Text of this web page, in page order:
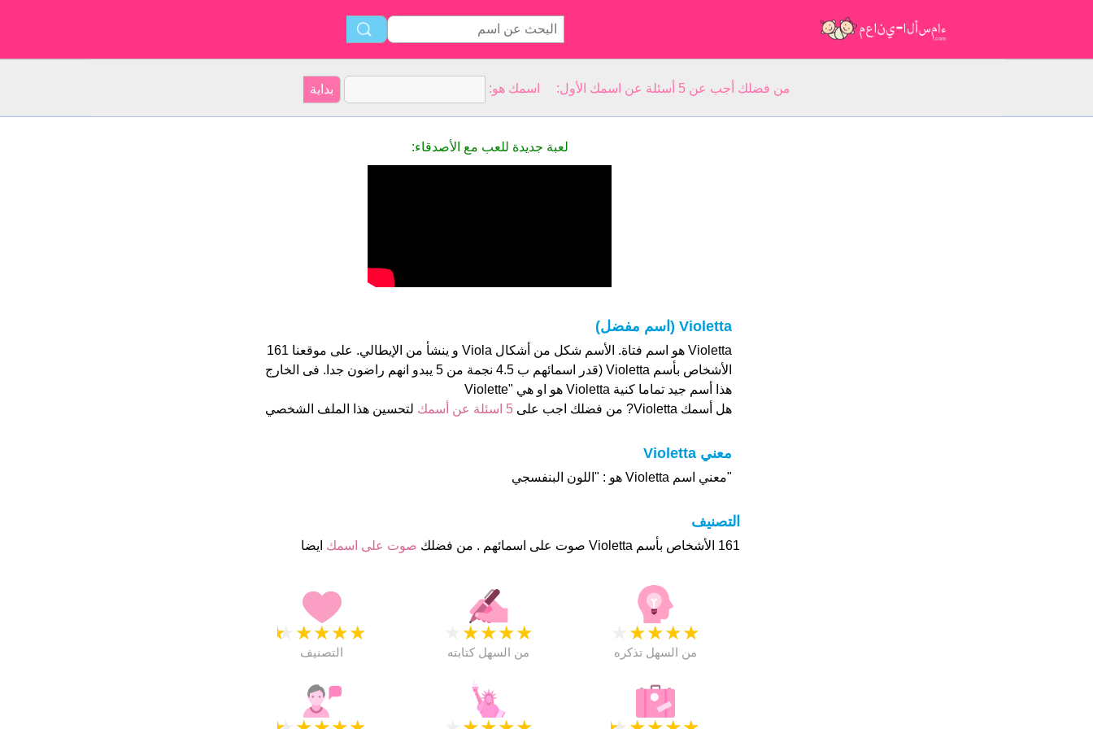
من فضلك أجب عن 5 أسئلة عن اسمك الأول: اسمك هو:
لعبة جديدة للعب مع الأصدقاء:
Violetta (اسم مفضل)
Violetta هو اسم فتاة. الأسم شكل من أشكال Viola و ينشأ من الإيطالي. على موقعنا 161
الأشخاص بأسم Violetta (قدر اسمائهم ب 4.5 نجمة من 5 يبدو انهم راضون جدا. فى الخارج
هذا أسم جيد تماما كنية Violetta هو او هي "Violette
هل أسمك Violetta? من فضلك اجب على
5 اسئلة عن أسمك لتحسين هذا الملف الشخصي
معني Violetta
"معني اسم Violetta هو : "اللون البنفسجي
التصنيف
161 الأشخاص بأسم Violetta صوت على اسمائهم . من فضلك صوت على اسمك ايضا
★
★
★
★
★
التصنيف
★
★
★
★
من السهل كتابته
★
★
★
★
من السهل تذكره